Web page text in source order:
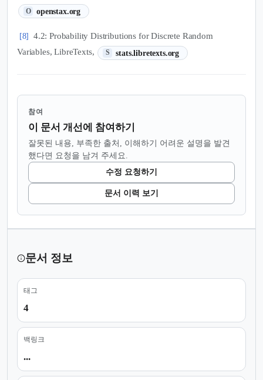
O openstax.org
(새 탭에서 열림)
[8] 4.2: Probability Distributions for Discrete Random
Variables, LibreTexts,
S stats.libretexts.org
(새 탭에서 열림)
참여
이 문서 개선에 참여하기
잘못된 내용, 부족한 출처, 이해하기 어려운 설명을 발견
했다면 요청을 남겨 주세요.
수정 요청하기
문서 이력 보기
문서 정보
태그
4
백링크
...